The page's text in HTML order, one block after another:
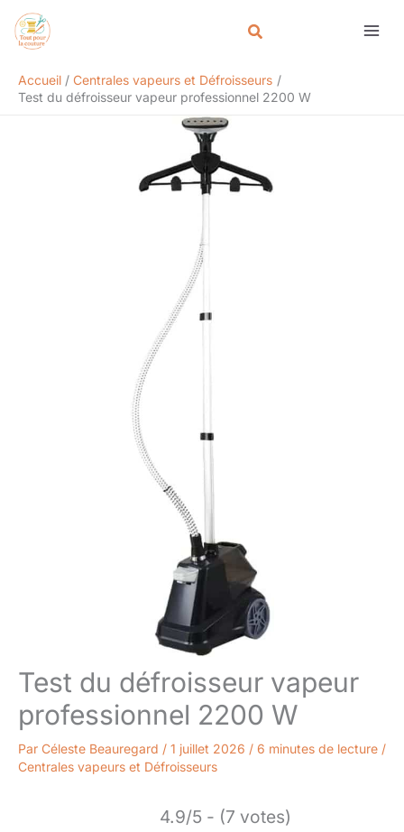
Accueil
Centrales vapeurs et Défroisseurs
Test du défroisseur vapeur professionnel 2200 W
Test du défroisseur vapeur
professionnel 2200 W
Par Céleste Beauregard / 1 juillet 2026 / 6 minutes de lecture /
Centrales vapeurs et Défroisseurs
4.9/5 - (7 votes)
Rechercher